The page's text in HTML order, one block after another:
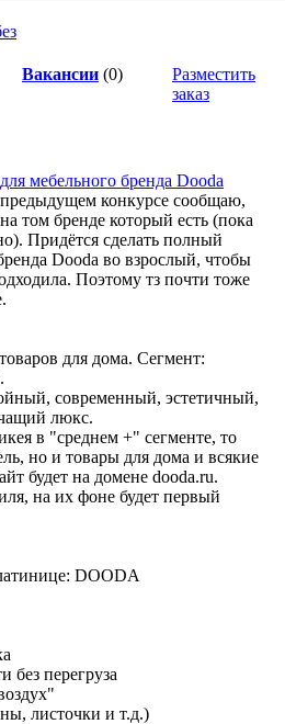
Вакансии (0)
Разместить
заказ
мебельного бренда Dooda
конкурсе сообщаю,
том бренде который есть (пока
Придётся сделать полный
Dooda во взрослый, чтобы
Поэтому тз почти тоже
для дома. Сегмент:
современный, эстетичный,
люкс.
в "среднем +" сегменте, то
но и товары для дома и всякие
будет на домене dooda.ru.
на их фоне будет первый
DOODA
без перегруза
листочки и т.д.)